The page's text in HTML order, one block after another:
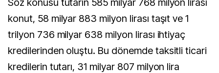
Söz konusu tutarın 585 milyar 768 milyon lirası
konut, 58 milyar 883 milyon lirası taşıt ve 1
trilyon 736 milyar 638 milyon lirası ihtiyaç
kredilerinden oluştu. Bu dönemde taksitli ticari
kredilerin tutarı, 31 milyar 807 milyon lira